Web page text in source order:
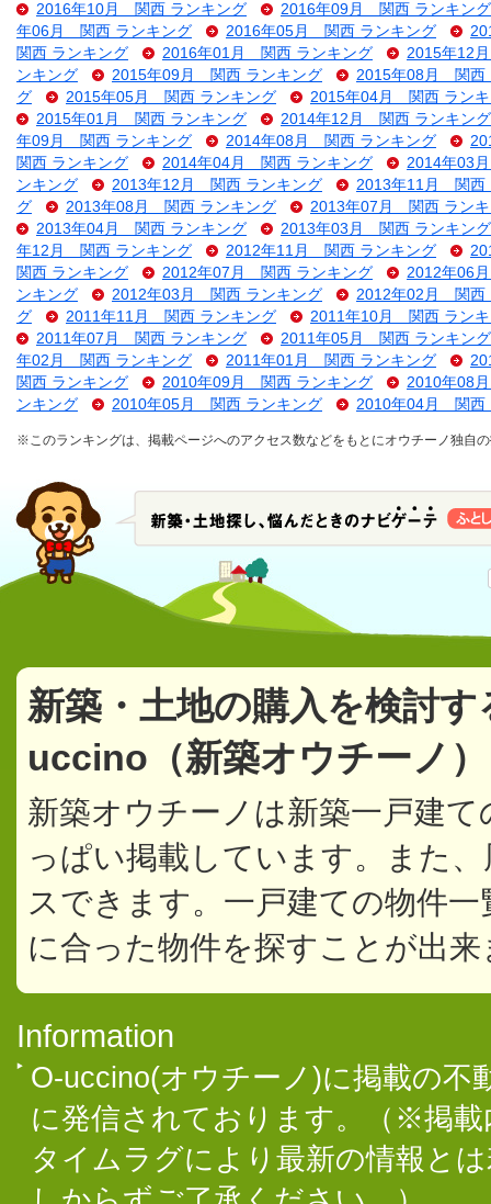
2016年10月 関西 ランキング
2016年09月 関西 ランキング
年06月 関西 ランキング
2016年05月 関西 ランキング
関西 ランキング
2016年01月 関西 ランキング
2015年12
ンキング
2015年09月 関西 ランキング
2015年08月 関西
グ
2015年05月 関西 ランキング
2015年04月 関西 ランキ
2015年01月 関西 ランキング
2014年12月 関西 ランキング
年09月 関西 ランキング
2014年08月 関西 ランキング
関西 ランキング
2014年04月 関西 ランキング
2014年03
ンキング
2013年12月 関西 ランキング
2013年11月 関西
グ
2013年08月 関西 ランキング
2013年07月 関西 ランキ
2013年04月 関西 ランキング
2013年03月 関西 ランキング
年12月 関西 ランキング
2012年11月 関西 ランキング
関西 ランキング
2012年07月 関西 ランキング
2012年06
ンキング
2012年03月 関西 ランキング
2012年02月 関西
グ
2011年11月 関西 ランキング
2011年10月 関西 ランキ
2011年07月 関西 ランキング
2011年05月 関西 ランキング
年02月 関西 ランキング
2011年01月 関西 ランキング
関西 ランキング
2010年09月 関西 ランキング
2010年08
ンキング
2010年05月 関西 ランキング 2010年04月 関西
※このランキングは、掲載ページへのアクセス数などをもとにオウチーノ独自
新築・土地の購入を検討
uccino（新築オウチーノ
新築オウチーノは新築一戸建
っぱい掲載しています。また
スできます。一戸建ての物件
に合った物件を探すことが出来
Information
O-uccino(オウチーノ)に掲載の不
に発信されております。（※掲
タイムラグにより最新の情報と